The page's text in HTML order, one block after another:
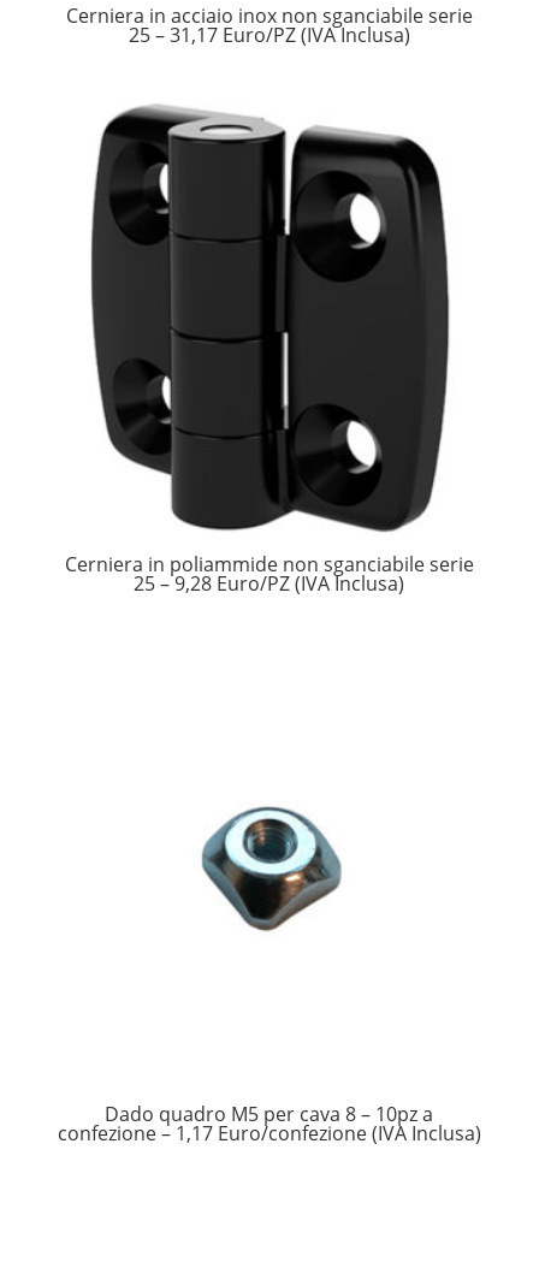
Cerniera in acciaio inox non sganciabile serie
25 – 31,17 Euro/PZ (IVA Inclusa)
Cerniera in poliammide non sganciabile serie
25 – 9,28 Euro/PZ (IVA Inclusa)
Dado quadro M5 per cava 8 – 10pz a
confezione – 1,17 Euro/confezione (IVA Inclusa)